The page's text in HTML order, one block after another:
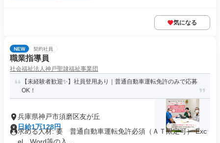
気になる
NEW 契約社員
職業指導員
社会福祉法人神戸聖隷福祉事業団
【未経験者歓迎✨】社員登用あり｜普通自動車運転免許のみで応募
OK！
兵庫県神戸市須磨区友が丘
日給1万128円
求める人材: 要 普通自動車運転免許必須（ＡＴ限定可） Exc